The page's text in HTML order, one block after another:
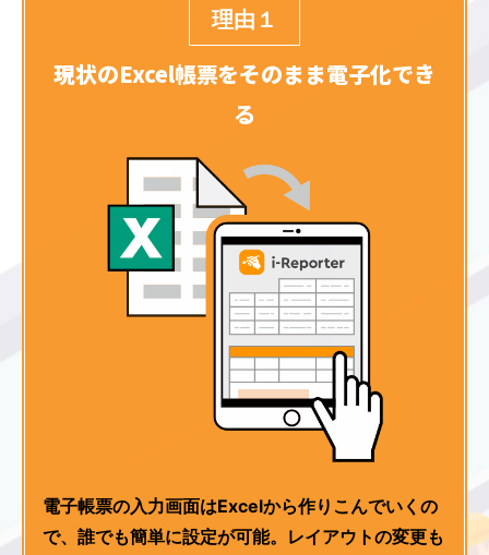
理由１
現状のExcel帳票をそのまま電子化でき
る
電子帳票の入力画面はExcelから作りこんでいくの
で、誰でも簡単に設定が可能。レイアウトの変更も